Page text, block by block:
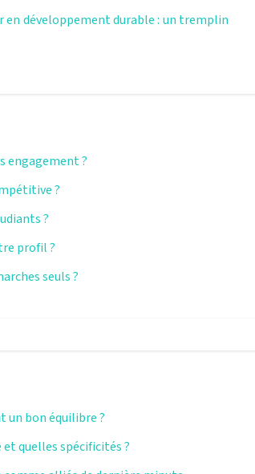
en développement durable : un tremplin
engagement ?
?
?
profil ?
seuls ?
un bon équilibre ?
quelles spécificités ?